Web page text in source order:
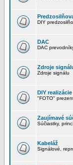
DIY
DAC
DAC
Zdroje
Zdroje signálu
DIY realizácie
"FOTO"
Zaujímavé
Súčiastky,
Kabeláž
Signálové,